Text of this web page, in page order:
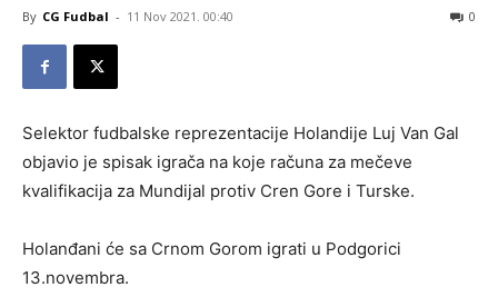
By CG Fudbal - 11 Nov 2021. 00:40 0
Selektor fudbalske reprezentacije Holandije Luj Van Gal
objavio je spisak igrača na koje računa za mečeve
kvalifikacija za Mundijal protiv Cren Gore i Turske.
Holanđani će sa Crnom Gorom igrati u Podgorici
13.novembra.